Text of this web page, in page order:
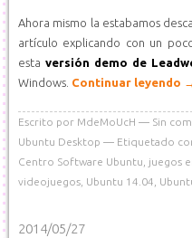
Ahora mismo la estabamos
artículo explicando con un
esta versión demo de
Windows. Continuar leyendo
Escrito por MdeMoUcH Sin
Ubuntu Desktop
Etiquetado
Centro Software Ubuntu
juegos
videojuegos Ubuntu 14.04
2014/05/27